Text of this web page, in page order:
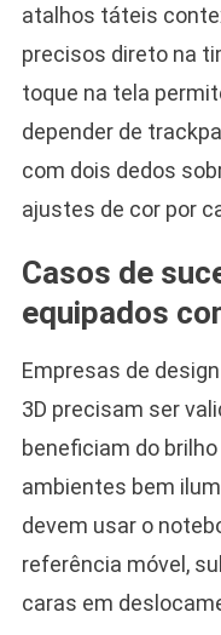
atalhos táteis
precisos direto na
toque na tela
depender de
com dois dedos
ajustes de cor por
Casos de
equipados
Empresas de
3D precisam ser
beneficiam do brilho
ambientes bem
devem usar o
referência móvel,
caras em